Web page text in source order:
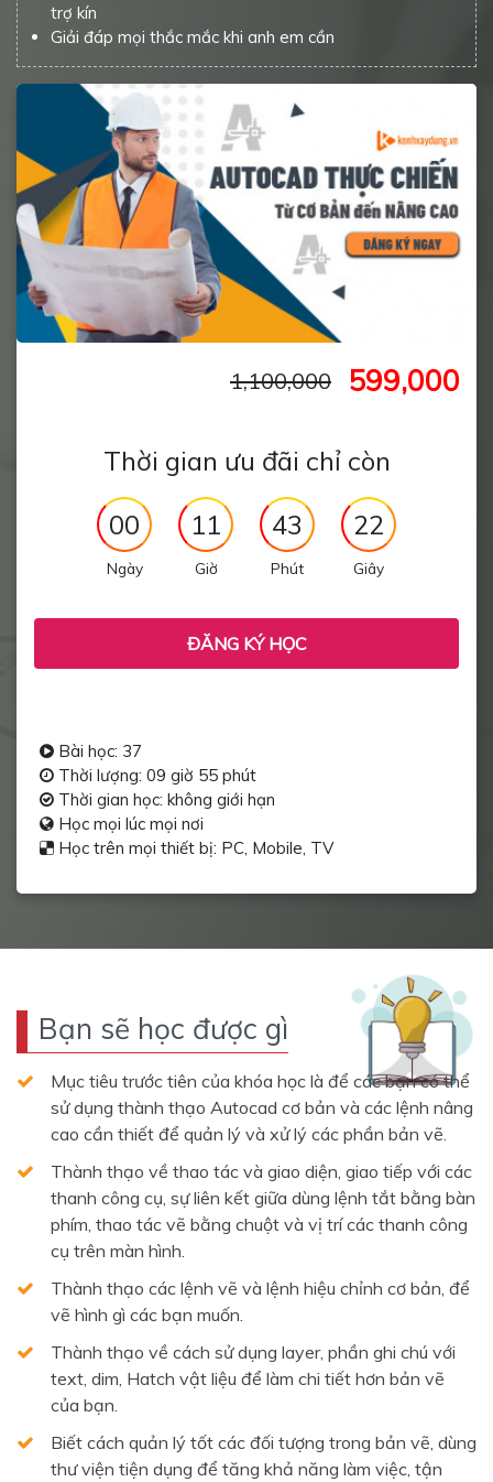
trợ kín
Giải đáp mọi thắc mắc khi anh em cần
1,100,000 599,000
Thời gian ưu đãi chỉ còn
00
Ngày
11
Giờ
43
Phút
21
Giây
ĐĂNG KÝ HỌC
Bài học: 37
Thời lượng: 09 giờ 55 phút
Thời gian học: không giới hạn
Học mọi lúc mọi nơi
Học trên mọi thiết bị: PC, Mobile, TV
Bạn sẽ học được gì
Mục tiêu trước tiên của khóa học là để các bạn có thể
sử dụng thành thạo Autocad cơ bản và các lệnh nâng
cao cần thiết để quản lý và xử lý các phần bản vẽ.
Thành thạo về thao tác và giao diện, giao tiếp với các
thanh công cụ, sự liên kết giữa dùng lệnh tắt bằng bàn
phím, thao tác vẽ bằng chuột và vị trí các thanh công
cụ trên màn hình.
Thành thạo các lệnh vẽ và lệnh hiệu chỉnh cơ bản, để
vẽ hình gì các bạn muốn.
Thành thạo về cách sử dụng layer, phần ghi chú với
text, dim, Hatch vật liệu để làm chi tiết hơn bản vẽ
của bạn.
Biết cách quản lý tốt các đối tượng trong bản vẽ, dùng
thư viện tiện dụng để tăng khả năng làm việc, tận